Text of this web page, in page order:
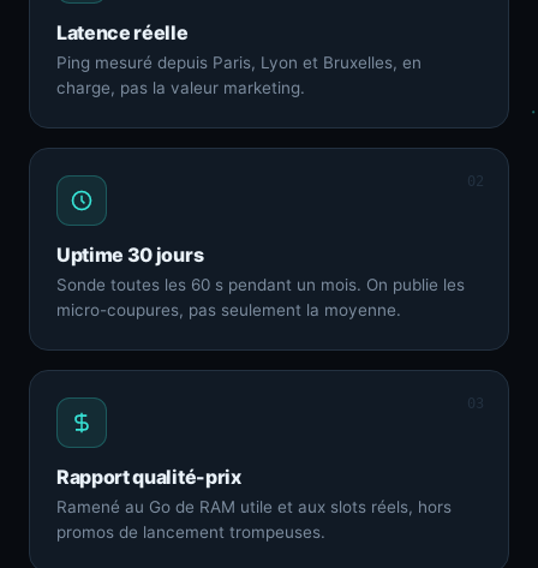
Latence réelle
Ping mesuré depuis Paris, Lyon et Bruxelles, en
charge, pas la valeur marketing.
02
Uptime 30 jours
Sonde toutes les 60 s pendant un mois. On publie les
micro-coupures, pas seulement la moyenne.
03
Rapport qualité-prix
Ramené au Go de RAM utile et aux slots réels, hors
promos de lancement trompeuses.